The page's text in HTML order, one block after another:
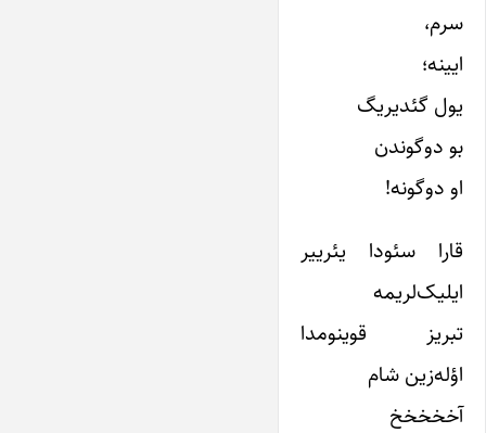
سرم،
ایینه؛
یول گئدیریگ
بو دوگوندن
او دوگونه!
قارا سئودا یئرییر
ایلیک‌لریمه
تبریز قوینومدا
اؤله‌زین شام
آخخخخخ